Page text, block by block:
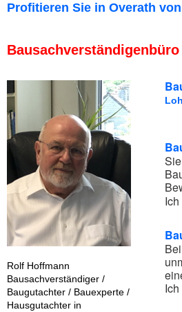
Profitieren Sie in Overath
Rolf Hoffmann
Bausachverständiger /
Baugutachter / Bauexperte /
Hausgutachter in